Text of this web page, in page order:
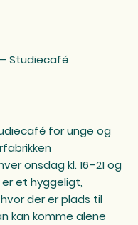
Studiecafé
for unge og
onsdag kl. 16–21 og
et hyggeligt,
der er plads til
kan komme alene